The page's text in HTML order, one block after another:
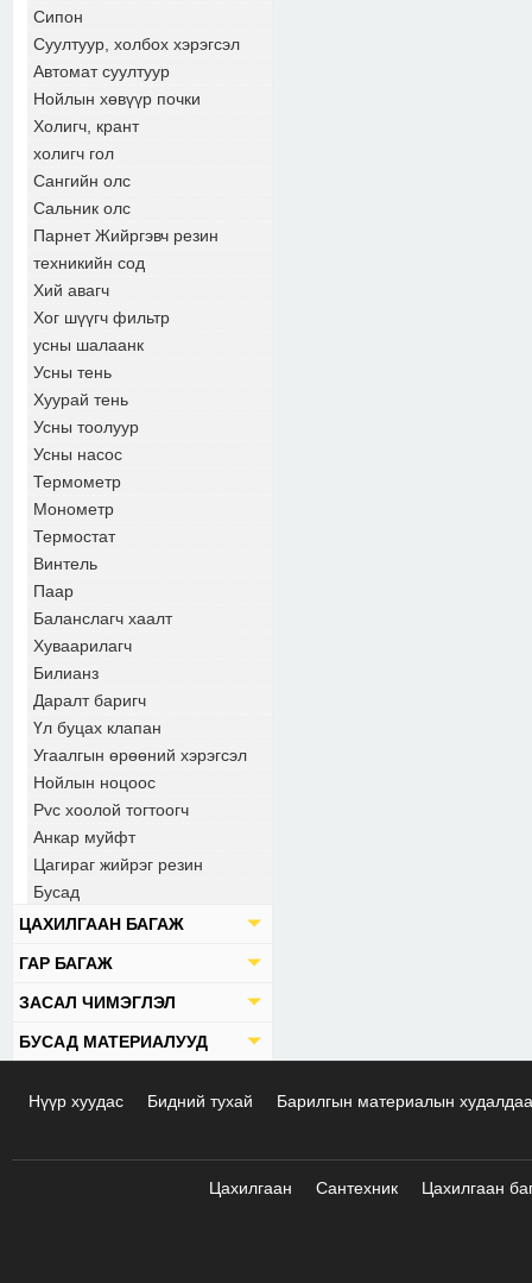
Сипон
Суултуур, холбох хэрэгсэл
Автомат суултуур
Нойлын хөвүүр почки
Холигч, крант
холигч гол
Сангийн олс
Сальник олс
Парнет Жийргэвч резин
техникийн сод
Хий авагч
Хог шүүгч фильтр
усны шалаанк
Усны тень
Хуурай тень
Усны тоолуур
Усны насос
Термометр
Монометр
Термостат
Винтель
Паар
Баланслагч хаалт
Хуваарилагч
Билианз
Даралт баригч
Үл буцах клапан
Угаалгын өрөөний хэрэгсэл
Нойлын ноцоос
Pvc хоолой тогтоогч
Анкар муйфт
Цагираг жийрэг резин
Бусад
ЦАХИЛГААН БАГАЖ
ГАР БАГАЖ
ЗАСАЛ ЧИМЭГЛЭЛ
БУСАД МАТЕРИАЛУУД
Нүүр хуудас Бидний тухай Барилгын материалын
Цахилгаан Сантехник Цахилгаан